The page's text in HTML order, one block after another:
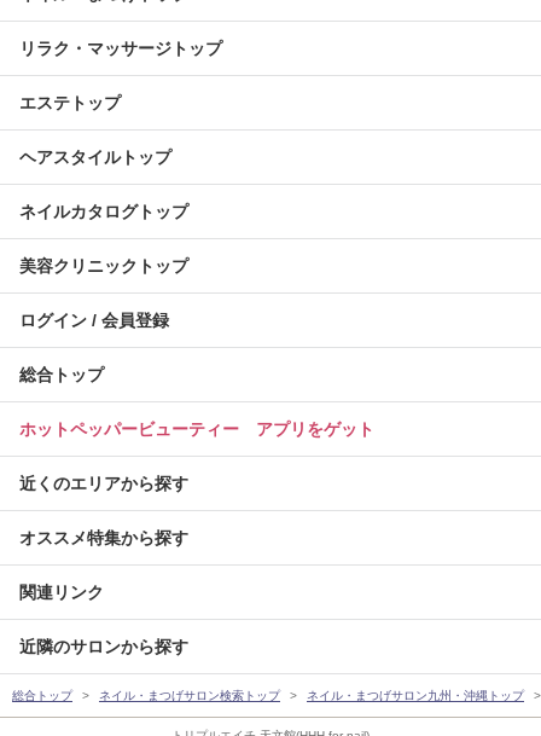
リラク・マッサージトップ
エステトップ
ヘアスタイルトップ
ネイルカタログトップ
美容クリニックトップ
ログイン / 会員登録
総合トップ
ホットペッパービューティー アプリをゲット
近くのエリアから探す
オススメ特集から探す
関連リンク
近隣のサロンから探す
総合トップ ネイル・まつげサロン検索トップ ネイル・まつげサロン九州・沖縄トップ